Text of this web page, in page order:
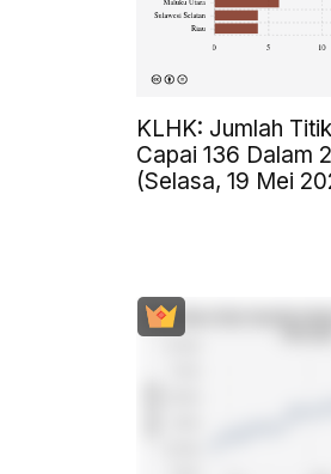
KLHK: Jumlah
Capai 136 Dalam
(Selasa, 19 Mei